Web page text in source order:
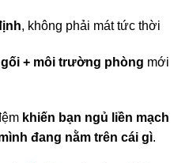
, không phải mát tức thời
gối + môi trường phòng mới
khiến bạn ngủ liền mạch
đang nằm trên cái gì.